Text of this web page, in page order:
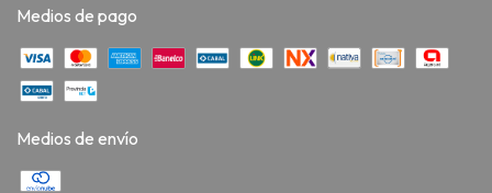
Medios de pago
Medios de envío